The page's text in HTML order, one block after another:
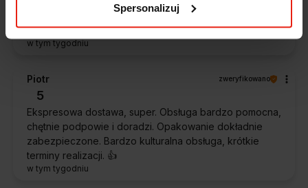
Spersonalizuj
oczekiwaniami. Sprzedawca profesjonalny i godny
polecenia 👍️👍️👍️👍️👍️👍️👍️
w tym tygodniu
Piotr zweryfikowano
5
Ekspresowa dostawa, super. Obsługa bardzo pomocna,
chętnie podpowie i doradzi. Opakowanie dokładnie
zabezpieczone. Bardzo kulturalna obsługa, krótkie
terminy realizacji. 👍️
w tym tygodniu